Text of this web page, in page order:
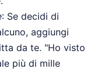
: Se decidi di
aggiungi
da te. "Ho visto
più di mille